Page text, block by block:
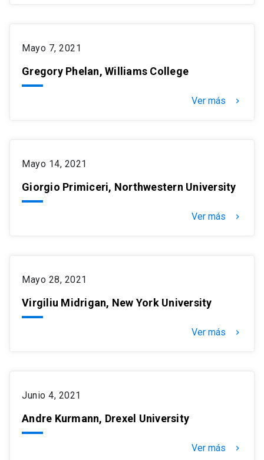
Mayo 7, 2021
Gregory Phelan, Williams College
Ver más keyboard_arrow_right
Mayo 14, 2021
Giorgio Primiceri, Northwestern University
Ver más keyboard_arrow_right
Mayo 28, 2021
Virgiliu Midrigan, New York University
Ver más keyboard_arrow_right
Junio 4, 2021
Andre Kurmann, Drexel University
Ver más keyboard_arrow_right